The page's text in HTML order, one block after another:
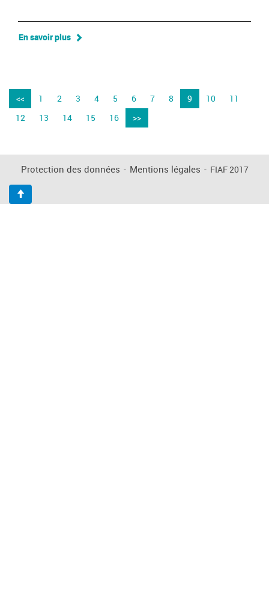
En savoir plus
<< 1 2 3 4 5 6 7 8 9 10
11
12
13 14 15 16 >>
Protection des données - Mentions légales - FIAF 2017